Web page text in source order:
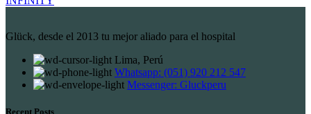
Glück, desde el 2013 tu mejor aliado para el hospital
Lima, Perú
Whatsapp: (051) 920 212 547
Messenger: Gluckperu
Recent Posts